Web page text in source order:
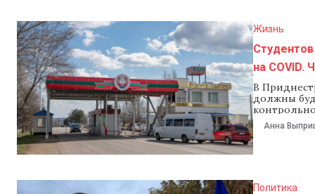
Жизнь
на COVID.
В
должны
въезд на
считают
Анна
Политика